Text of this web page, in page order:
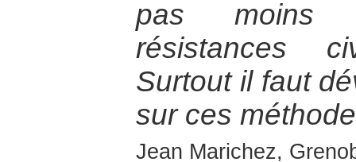
pas moins
résistances
Surtout il faut
sur ces
Jean Marichez,